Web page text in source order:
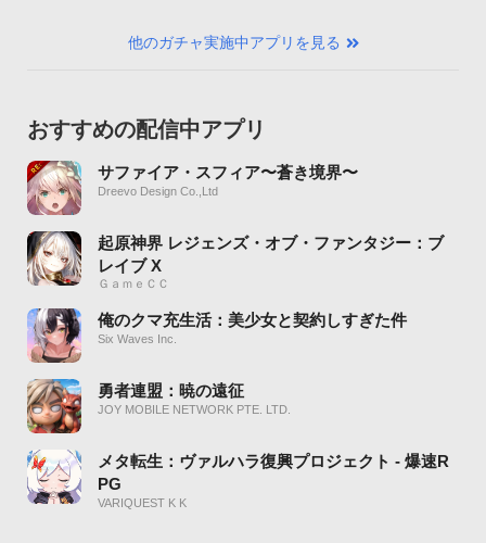
他のガチャ実施中アプリを見る
おすすめの配信中アプリ
サファイア・スフィア〜蒼き境界〜
Dreevo Design Co.,Ltd
起原神界 レジェンズ・オブ・ファンタジー：ブ
レイブ X
ＧａｍｅＣＣ
俺のクマ充生活：美少女と契約しすぎた件
Six Waves Inc.
勇者連盟：暁の遠征
JOY MOBILE NETWORK PTE. LTD.
メタ転生：ヴァルハラ復興プロジェクト - 爆速R
PG
VARIQUEST K K